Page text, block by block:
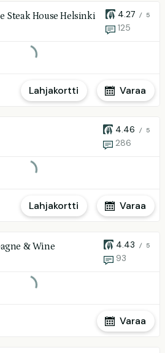
Steak House Helsinki 4.27 / 5
125
Varaa
Lahjakortti
4.46 / 5
286
Varaa
Lahjakortti
& Wine 4.43 / 5
93
Varaa